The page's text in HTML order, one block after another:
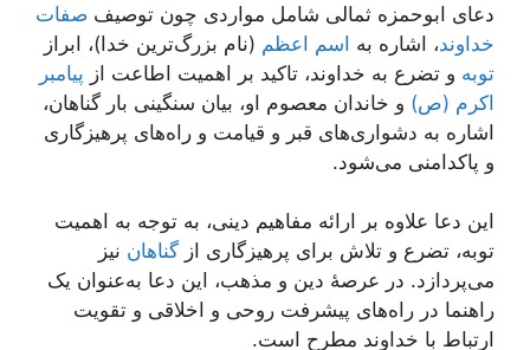
دعای ابوحمزه ثمالی شامل مواردی چون توصیف صفات
خداوند، اشاره به اسم اعظم (نام بزرگ‌ترین خدا)، ابراز
توبه و تضرع به خداوند، تاکید بر اهمیت اطاعت از پیامبر
اکرم (ص) و خاندان معصوم او، بیان سنگینی بار گناهان،
اشاره به دشواری‌های قبر و قیامت و راه‌های پرهیزگاری
و پاکدامنی می‌شود.
این دعا علاوه بر ارائه مفاهیم دینی، به توجه به اهمیت
توبه، تضرع و تلاش برای پرهیزگاری از گناهان نیز
می‌پردازد. در عرصهٔ دین و مذهب، این دعا به‌عنوان یک
راهنما در راه‌های پیشرفت روحی و اخلاقی و تقویت
ارتباط با خداوند مطرح است.